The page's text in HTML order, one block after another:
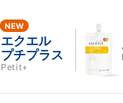
エクエル
プチプラス
Petit+